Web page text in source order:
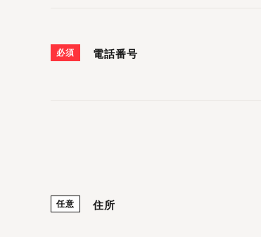
必須 電話番号
任意 住所